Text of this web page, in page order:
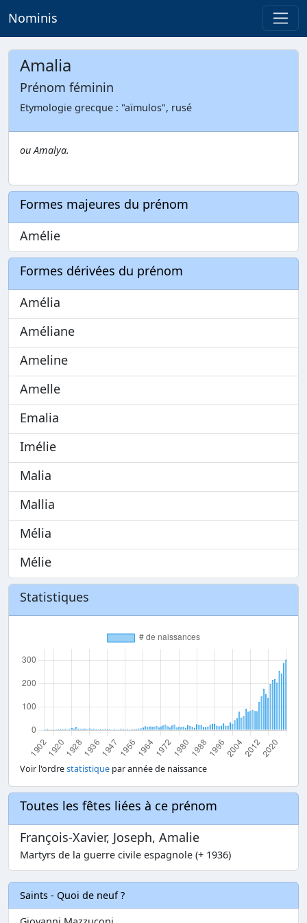
Nominis
Amalia
Prénom féminin
Etymologie grecque : "aïmulos", rusé
ou Amalya.
Formes majeures du prénom
Amélie
Formes dérivées du prénom
Amélia
Améliane
Ameline
Amelle
Emalia
Imélie
Malia
Mallia
Mélia
Mélie
Statistiques
Voir l'ordrestatistique par année de naissance
Toutes les fêtes liées à ce prénom
François-Xavier, Joseph, Amalie
Martyrs de la guerre civile espagnole (+ 1936)
Saints - Quoi de neuf ?